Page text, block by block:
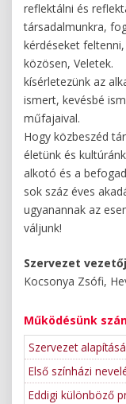
reflektálni és
társadalmunkra,
kérdéseket
közösen, Veletek.
kísérletezünk az
ismert, kevésbé
műfajaival.
Hogy közbeszéd
életünk és
alkotó és a
sok száz éves
ugyanannak az
váljunk!
Szervezet
Kocsonya Zsófi,
Működésünk
Szervezet
Első színházi
Eddigi különböző